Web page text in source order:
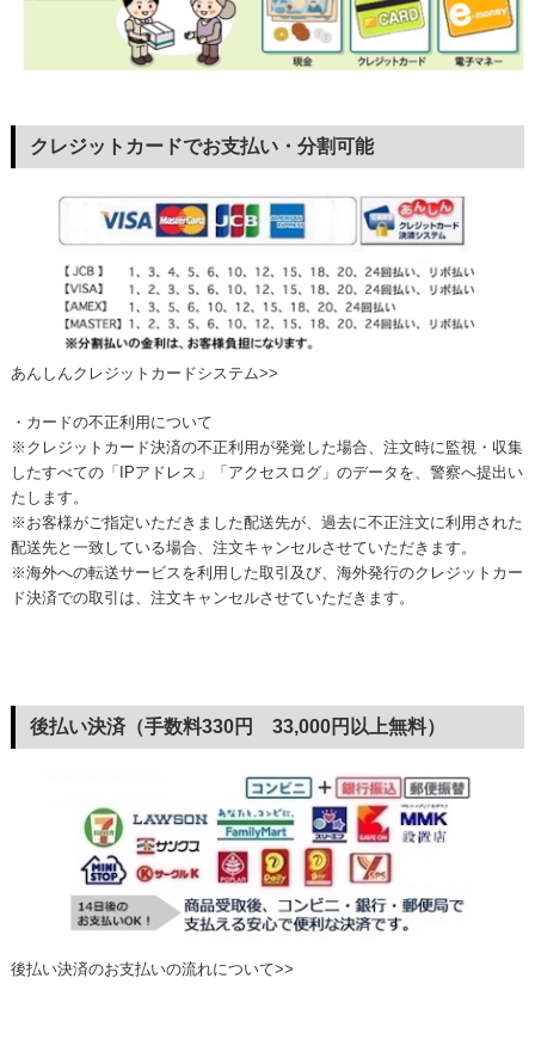
クレジットカードでお支払い・分割可能
あんしんクレジットカードシステム>>
・カードの不正利用について
※クレジットカード決済の不正利用が発覚した場合、注文時に監視・収集
したすべての「IPアドレス」「アクセスログ」のデータを、警察へ提出い
たします。
※お客様がご指定いただきました配送先が、過去に不正注文に利用された
配送先と一致している場合、注文キャンセルさせていただきます。
※海外への転送サービスを利用した取引及び、海外発行のクレジットカー
ド決済での取引は、注文キャンセルさせていただきます。
後払い決済（手数料330円 33,000円以上無料）
後払い決済のお支払いの流れについて>>